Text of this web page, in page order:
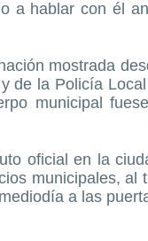
a hablar con él
mostrada
de la Policía
municipal
oficial en la
municipales, al
a las